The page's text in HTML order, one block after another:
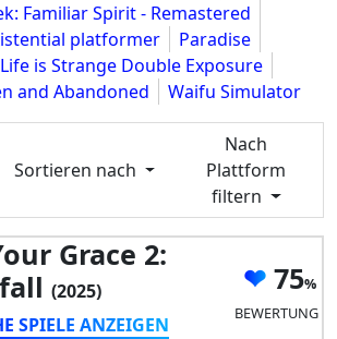
Familiar Spirit - Remastered
platformer
Paradise
Life is Strange Double Exposure
and Abandoned
Waifu Simulator
Sortieren nach
Nach
Plattform
filtern
Grace 2:
(2025)
SPIELE ANZEIGEN
75
BEWERTUNG